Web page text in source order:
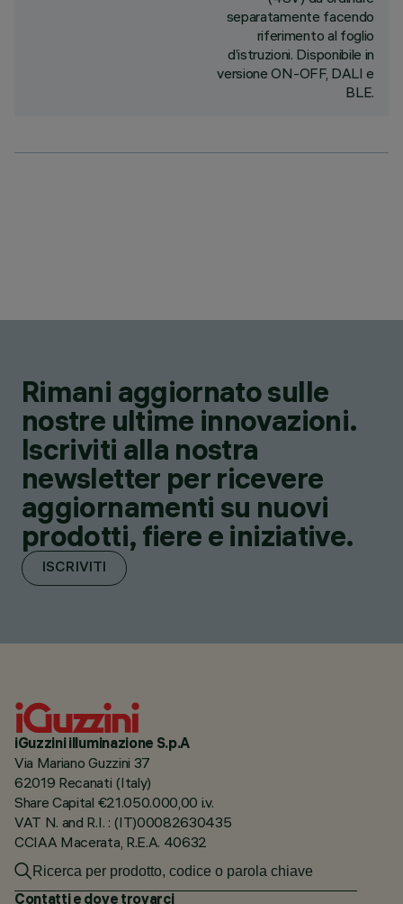
separatamente facendo
riferimento al foglio
d’istruzioni. Disponibile in
versione ON-OFF, DALI e
BLE.
Rimani aggiornato sulle
nostre ultime innovazioni.
Iscriviti alla nostra
newsletter per ricevere
aggiornamenti su nuovi
prodotti, fiere e iniziative.
ISCRIVITI
iGuzzini illuminazione S.p.A
Via Mariano Guzzini 37
62019 Recanati (Italy)
Share Capital €21.050.000,00 i.v.
VAT N. and R.I. : (IT)00082630435
CCIAA Macerata, R.E.A. 40632
Contatti e dove trovarci